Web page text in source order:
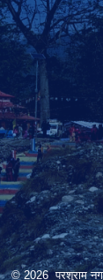
© 2026 परशुराम